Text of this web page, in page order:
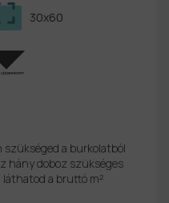
30x60
szükséged a burkolatból
hány doboz szükséges
láthatod a bruttó m²